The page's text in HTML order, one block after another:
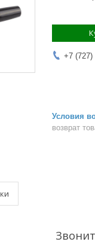
+7 (727)
возврат